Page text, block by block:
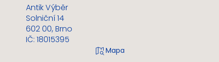
Antik Výběr
Solniční 14
602 00, Brno
IČ: 18015395